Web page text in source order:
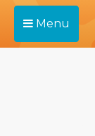
Menu